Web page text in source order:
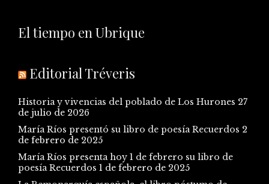
El tiempo en Ubrique
Editorial Tréveris
Historia y vivencias del poblado de Los Hurones 27
de julio de 2026
María Ríos presentó su libro de poesía Recuerdos 2
de febrero de 2025
María Ríos presenta hoy 1 de febrero su libro de
poesía Recuerdos 1 de febrero de 2025